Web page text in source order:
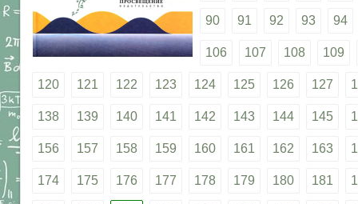
90 91 92 93 94
106 107 108 109
120 121 122 123 124 125 126 127
138 139 140 141 142 143 144 145
156 157 158 159 160 161 162 163
174 175 176 177 178 179 180 181